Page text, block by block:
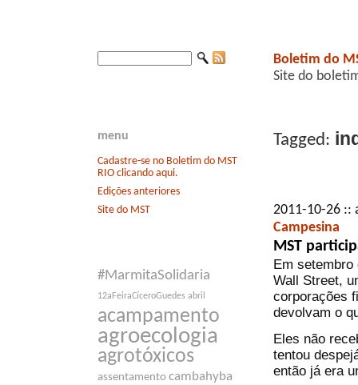
menu
Cadastre-se no Boletim do MST
RIO clicando aqui.
Edições anteriores
Site do MST
#MarmitaSolidaria
12aFeiraCíceroGuedes abril
acampamento
agroecologia
agrotóxicos
assentamento cambahyba
Boletim do
Site do
Tagged:
2011-10-26
Campesina
MST
Em setembro
Wall Street,
corporações
devolvam o
Eles não
tentou
então já era